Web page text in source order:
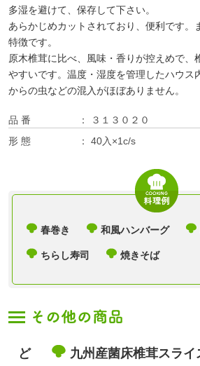
多湿を避けて、保存して下さい。
あらかじめカットされており、便利です。
特徴です。
原木椎茸に比べ、風味・香りが控えめで、
やすいです。温度・湿度を管理したハウス
からの虫などの混入がほぼありません。
品 番
３１３０２０
形 態
40入×1c/s
春巻き 和風ハンバーグ
ちらし寿司 焼きそば
白ど 九州産菌床椎茸スライ